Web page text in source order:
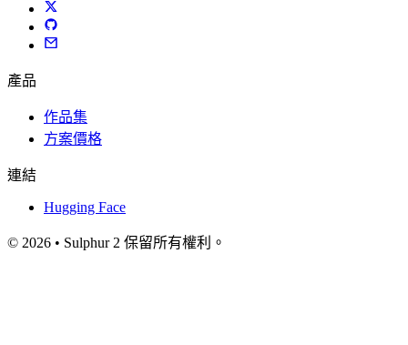
產品
作品集
方案價格
連結
Hugging Face
© 2026 • Sulphur 2 保留所有權利。